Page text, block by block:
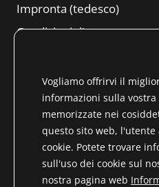
Impronta (tedesco)
Condizioni d'uso
CONDIZIONI GENERALI DI
Informazioni sulla
Tenore
Vogliamo offrirvi il
informazioni sulla vostra
memorizzate nei
questo sito web, l'utente
cookie. Potete trovare
sull'uso dei cookie sul
nostra pagina web